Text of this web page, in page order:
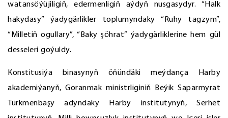
watansöýüjiligiň, edermenligiň aýdyň nusgasydyr. “Halk
hakydasy” ýadygärlikler toplumyndaky “Ruhy tagzym”,
“Milletiň ogullary”, “Baky şöhrat” ýadygärliklerine hem gül
desseleri goýuldy.
Konstitusiýa binasynyň öňündäki meýdança Harby
akademiýanyň, Goranmak ministrliginiň Beýik Saparmyrat
Türkmenbaşy adyndaky Harby institutynyň, Serhet